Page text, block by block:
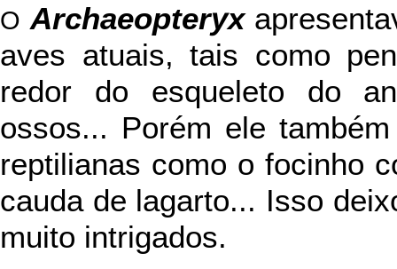
O Archaeopteryx
aves atuais, tais como
redor do esqueleto do
ossos... Porém ele
reptilianas como o focinho
cauda de lagarto... Isso
muito intrigados.